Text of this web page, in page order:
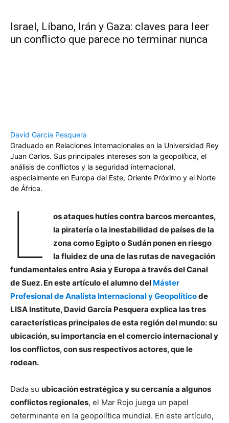
Israel, Líbano, Irán y Gaza: claves para leer
un conflicto que parece no terminar nunca
David García Pesquera
Graduado en Relaciones Internacionales en la Universidad Rey
Juan Carlos. Sus principales intereses son la geopolítica, el
análisis de conflictos y la seguridad internacional,
especialmente en Europa del Este, Oriente Próximo y el Norte
de África.
L
os ataques hutíes contra barcos mercantes,
la piratería o la inestabilidad de países de la
zona como Egipto o Sudán ponen en riesgo
la fluidez de una de las rutas de navegación
fundamentales entre Asia y Europa a través del Canal
de Suez. En este artículo el alumno del Máster
Profesional de Analista Internacional y Geopolíticode
LISA Institute, David García Pesquera explica las tres
características principales de esta región del mundo: su
ubicación, su importancia en el comercio internacional y
los conflictos, con sus respectivos actores, que le
rodean.
Dada su ubicación estratégica y su cercanía a algunos
conflictos regionales, el Mar Rojo juega un papel
determinante en la geopolítica mundial. En este artículo,